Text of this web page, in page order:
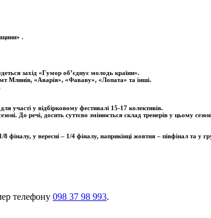
.
захід «Гумор об’єднує молодь країни».
Млинів, «Аварія», «Фававу», «Лопата» та інші.
участі у відбірковому фестивалі 15-17 колективів.
До речі, досить суттєво змінюється склад тренерів у цьому
фіналу, у вересні – 1/4 фіналу, наприкінці жовтня – півфінал та у
телефону 098 37 98 993.